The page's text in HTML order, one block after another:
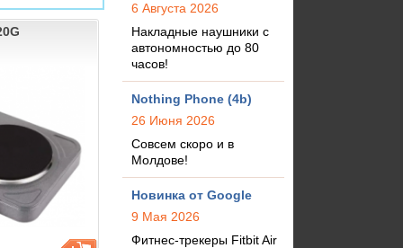
6 Августа 2026
Накладные наушники с
автономностью до 80
часов!
Nothing Phone (4b)
26 Июня 2026
Совсем скоро и в
Молдове!
Новинка от Google
9 Мая 2026
Фитнес-трекеры Fitbit Air